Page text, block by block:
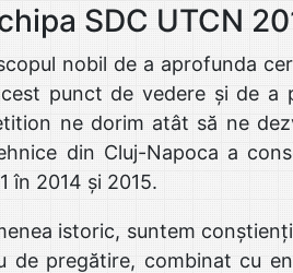
SDC UTCN
nobil de a aprofunda
punct de vedere și de a
ne dorim atât să ne
din Cluj-Napoca a
în 2014 și 2015.
istoric, suntem
de pregătire, combinat cu